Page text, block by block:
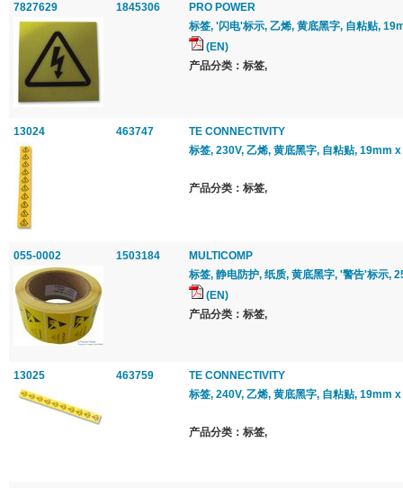
7827629 1845306
PRO POWER
标签, '闪电'标示, 乙烯, 黄底黑字, 自粘贴,
(EN)
产品分类：标签,
13024 463747
TE CONNECTIVITY
标签, 230V, 乙烯, 黄底黑字, 自粘贴, 19mm
产品分类：标签,
055-0002 1503184
MULTICOMP
标签, 静电防护, 纸质, 黄底黑字, '警告'标示,
(EN)
产品分类：标签,
13025 463759
TE CONNECTIVITY
标签, 240V, 乙烯, 黄底黑字, 自粘贴, 19mm
产品分类：标签,